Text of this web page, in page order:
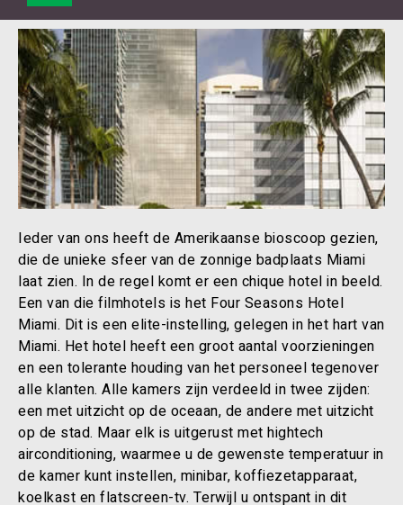
Ieder van ons heeft de Amerikaanse bioscoop gezien,
die de unieke sfeer van de zonnige badplaats Miami
laat zien. In de regel komt er een chique hotel in beeld.
Een van die filmhotels is het Four Seasons Hotel
Miami. Dit is een elite-instelling, gelegen in het hart van
Miami. Het hotel heeft een groot aantal voorzieningen
en een tolerante houding van het personeel tegenover
alle klanten. Alle kamers zijn verdeeld in twee zijden:
een met uitzicht op de oceaan, de andere met uitzicht
op de stad. Maar elk is uitgerust met hightech
airconditioning, waarmee u de gewenste temperatuur in
de kamer kunt instellen, minibar, koffiezetapparaat,
koelkast en flatscreen-tv. Terwijl u ontspant in dit